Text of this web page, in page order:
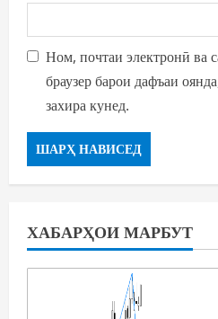
Ном, почтаи электронӣ ва
браузер барои дафъаи
захира кунед.
ХАБАРҲОИ МАРБУТ